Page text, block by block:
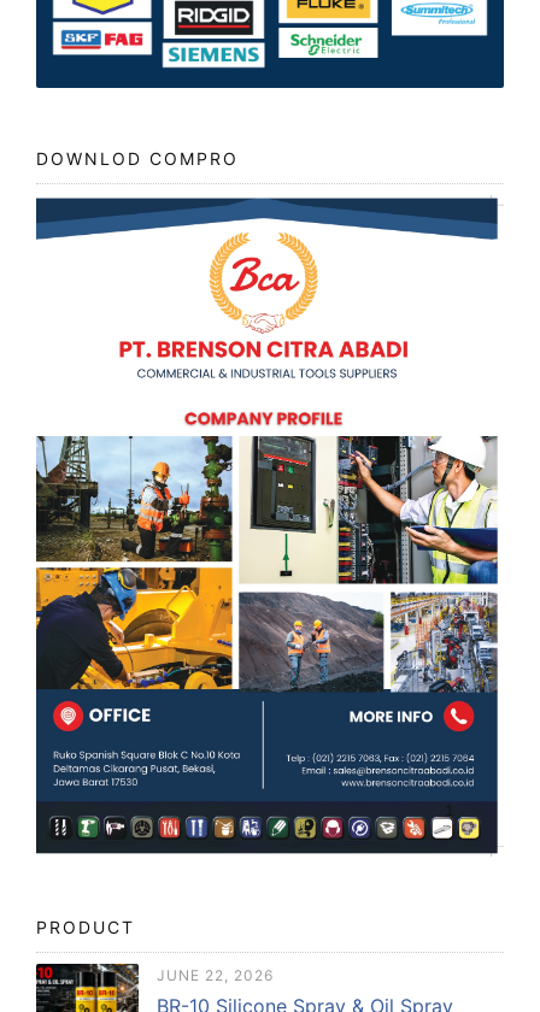
DOWNLOD COMPRO
PRODUCT
JUNE 22, 2026
BR-10 Silicone Spray & Oil Spray